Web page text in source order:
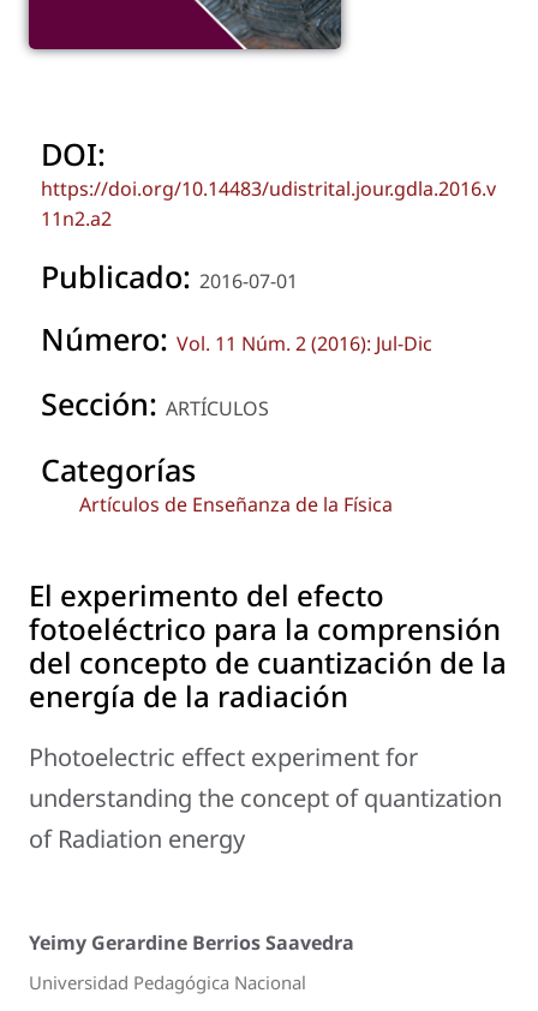
DOI:
https://doi.org/10.14483/udistrital.jour.gdla.2016.v
11n2.a2
Publicado: 2016-07-01
Número: Vol. 11 Núm. 2 (2016): Jul-Dic
Sección: ARTÍCULOS
Categorías
Artículos de Enseñanza de la Física
El experimento del efecto
fotoeléctrico para la comprensión
del concepto de cuantización de la
energía de la radiación
Photoelectric effect experiment for
understanding the concept of quantization
of Radiation energy
Yeimy Gerardine Berrios Saavedra
Universidad Pedagógica Nacional